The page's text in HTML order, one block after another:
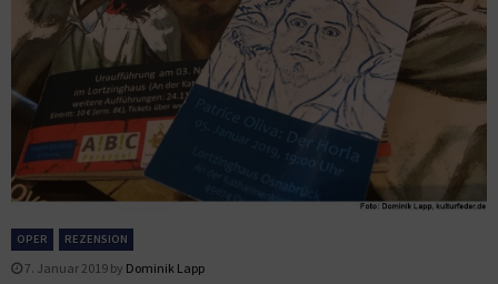
OPER REZENSION
7. Januar 2019 by Dominik Lapp